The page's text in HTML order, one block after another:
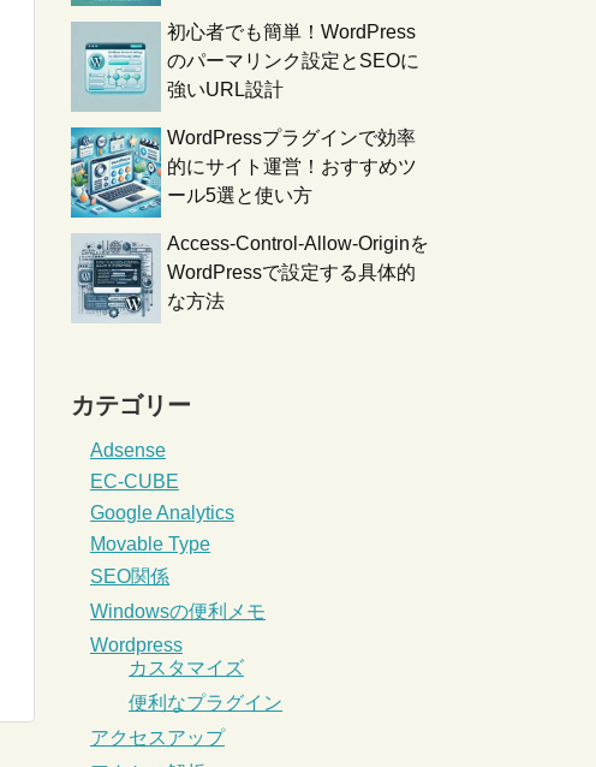
初心者でも簡単！WordPress
のパーマリンク設定とSEOに
強いURL設計
WordPressプラグインで効率
的にサイト運営！おすすめツ
ール5選と使い方
Access-Control-Allow-Originを
WordPressで設定する具体的
な方法
カテゴリー
Adsense
EC-CUBE
Google Analytics
Movable Type
SEO関係
Windowsの便利メモ
Wordpress
カスタマイズ
便利なプラグイン
アクセスアップ